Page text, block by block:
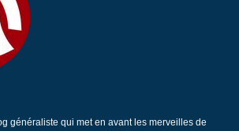
généraliste qui met en avant les merveilles de